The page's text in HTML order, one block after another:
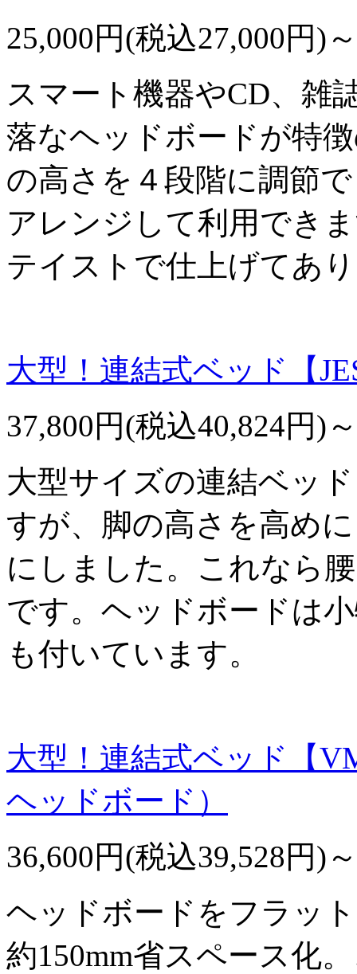
25,000円(税込27,000円)～
スマート機器やCD、雑
落なヘッドボードが特
の高さを４段階に調節
アレンジして利用でき
テイストで仕上げてあ
大型！連結式ベッド【
37,800円(税込40,824円)～
大型サイズの連結ベッ
すが、脚の高さを高め
にしました。これなら
です。ヘッドボードは
も付いています。
大型！連結式ベッド【
ヘッドボード）
36,600円(税込39,528円)～
ヘッドボードをフラッ
約150mm省スペース化